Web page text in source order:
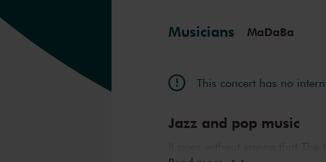
Musicians MaDaBa
This concert has no
Jazz and pop music